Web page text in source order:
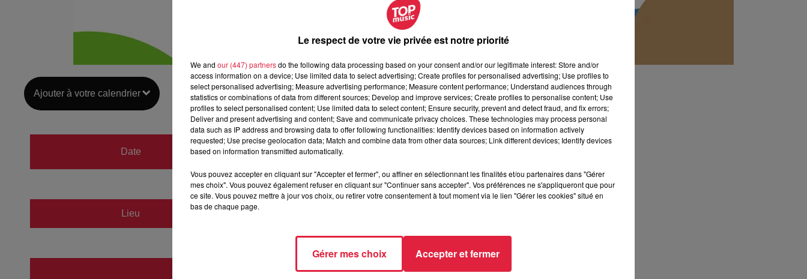
Ajouter à votre calendrier
Date
du28 avril 2019 à 0h00
Lieu
Le respect de votre vie privée est notre priorité
We and our (447) partnersdo the following data processing based on your consent and/or our legitimate interest: Store and/or
access information on a device; Use limited data to select advertising; Create profiles for personalised advertising; Use profiles to
select personalised advertising; Measure advertising performance; Measure content performance; Understand audiences through
statistics or combinations of data from different sources; Develop and improve services; Create profiles to personalise content; Use
profiles to select personalised content; Use limited data to select content; Ensure security, prevent and detect fraud, and fix errors;
Deliver and present advertising and content; Save and communicate privacy choices. These technologies may process personal
data such as IP address and browsing data to offer following functionalities: Identify devices based on information actively
requested; Use precise geolocation data; Match and combine data from other data sources; Link different devices; Identify devices
based on information transmitted automatically.
Vous pouvez accepter en cliquant sur "Accepter et fermer", ou affiner en sélectionnant les finalités et/ou partenaires dans "Gérer
mes choix". Vous pouvez également refuser en cliquant sur "Continuer sans accepter". Vos préférences ne s'appliqueront que pour
ce site. Vous pouvez mettre à jour vos choix, ou retirer votre consentement à tout moment via le lien "Gérer les cookies" situé en
bas de chaque page.
Gérer mes choix Accepter et fermer